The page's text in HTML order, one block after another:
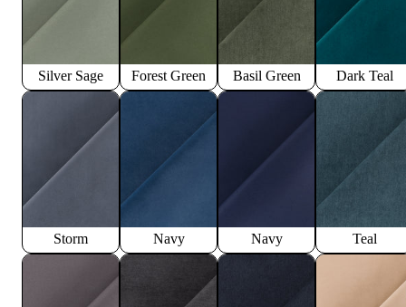
Silver Sage Forest Green Basil Green Dark Teal
Storm Navy Navy Teal